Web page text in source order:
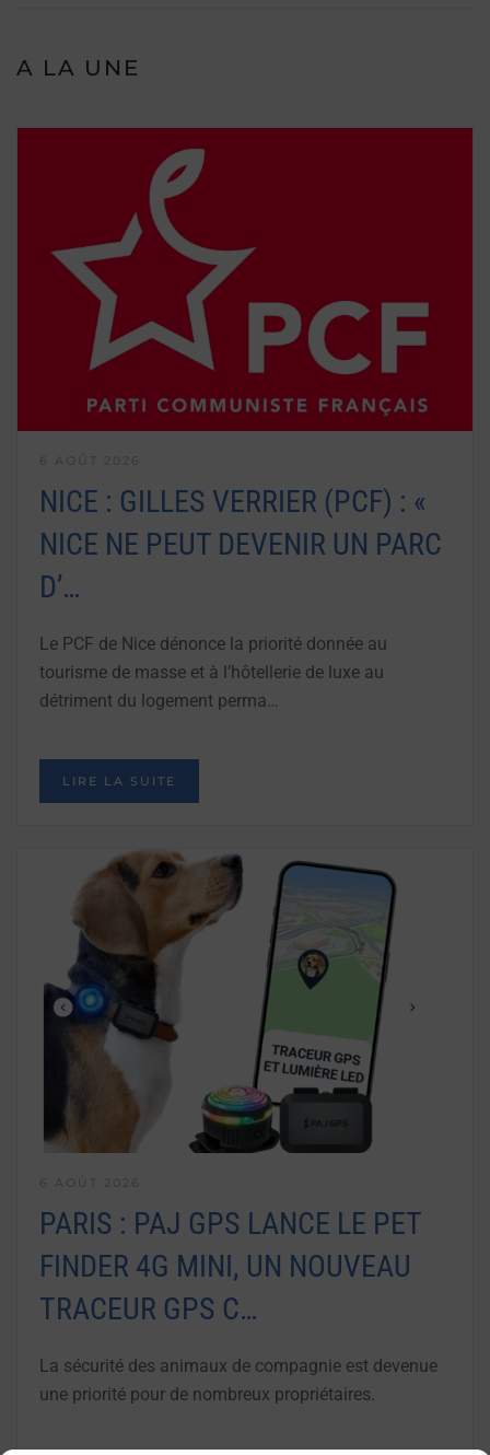
A LA UNE
NICE : GILLES VERRIER (PCF) : «
NICE NE PEUT DEVENIR UN PARC
D’…
Le PCF de Nice dénonce la priorité donnée au
tourisme de masse et à l’hôtellerie de luxe au
détriment du logement perma…
LIRE LA SUITE
PARIS : PAJ GPS LANCE LE PET
FINDER 4G MINI, UN NOUVEAU
TRACEUR GPS C…
La sécurité des animaux de compagnie est devenue
une priorité pour de nombreux propriétaires.